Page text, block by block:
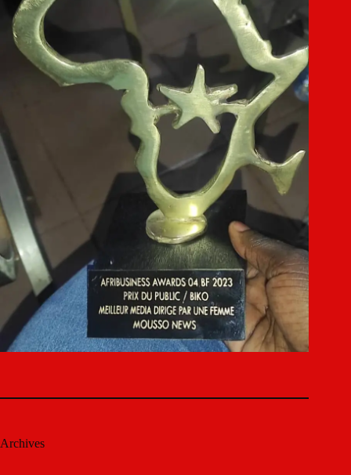
Archives